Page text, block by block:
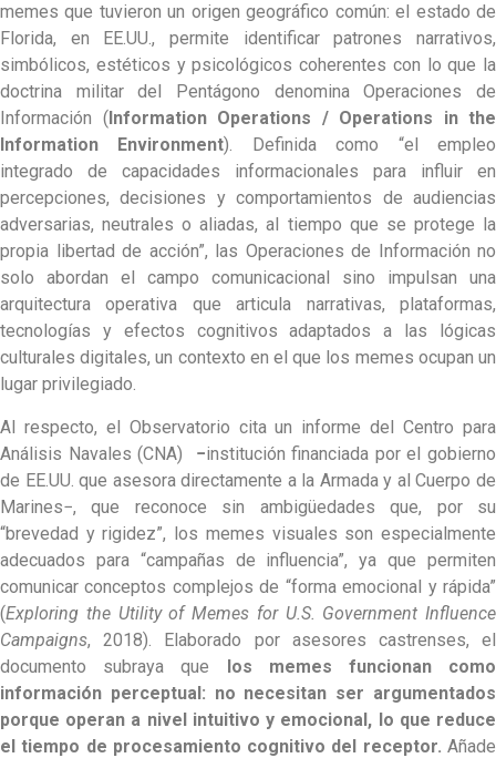
memes que tuvieron un origen geográfico común: el estado de
Florida, en EE.UU., permite identificar patrones narrativos,
simbólicos, estéticos y psicológicos coherentes con lo que la
doctrina militar del Pentágono denomina Operaciones de
Información ( Information Operations / Operations in the
Information Environment). Definida como “el empleo
integrado de capacidades informacionales para influir en
percepciones, decisiones y comportamientos de audiencias
adversarias, neutrales o aliadas, al tiempo que se protege la
propia libertad de acción”, las Operaciones de Información no
solo abordan el campo comunicacional sino impulsan una
arquitectura operativa que articula narrativas, plataformas,
tecnologías y efectos cognitivos adaptados a las lógicas
culturales digitales, un contexto en el que los memes ocupan un
lugar privilegiado.
Al respecto, el Observatorio cita un informe del Centro para
Análisis Navales (CNA)
−institución financiada por el gobierno
de EE.UU. que asesora directamente a la Armada y al Cuerpo de
Marines−, que reconoce sin ambigüedades que, por su
“brevedad y rigidez”, los memes visuales son especialmente
adecuados para “campañas de influencia”, ya que permiten
comunicar conceptos complejos de “forma emocional y rápida”
(Exploring the Utility of Memes for U.S. Government Influence
Campaigns, 2018). Elaborado por asesores castrenses, el
documento subraya que los memes funcionan como
información perceptual: no necesitan ser argumentados
porque operan a nivel intuitivo y emocional, lo que reduce
el tiempo de procesamiento cognitivo del receptor. Añade